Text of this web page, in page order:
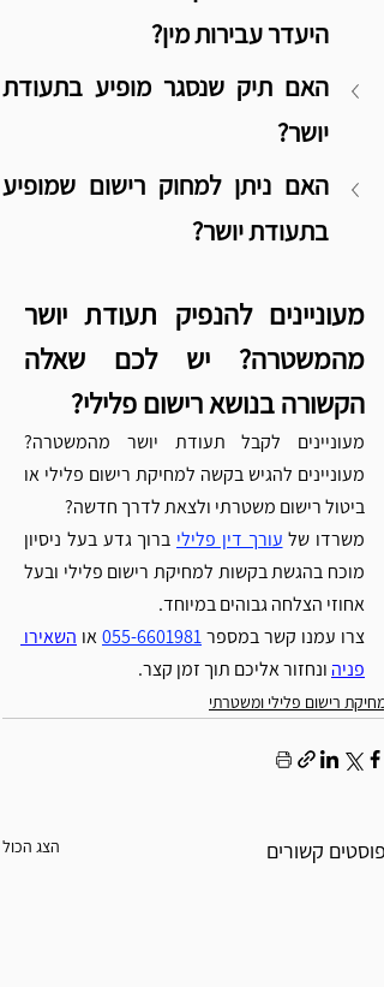
היעדר עבירות מין?
יושר?
בתעודת יושר?
הקשורה בנושא רישום פלילי?
ביטול רישום משטרתי ולצאת לדרך חדשה?
משרדו של עורך דין פלילי
אחוזי הצלחה גבוהים במיוחד.
צרו עמנו קשר במספר 055-6601981 או
פניה ונחזור אליכם תוך זמן קצר.
מחיקת רישום פלילי ומשטרתי
פוסטים קשורים הצג הכול